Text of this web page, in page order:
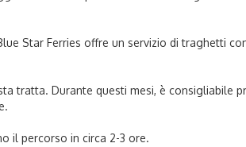
Star Ferries offre un servizio di traghetti
tratta. Durante questi mesi, è consigliabile
il percorso in circa 2-3 ore.